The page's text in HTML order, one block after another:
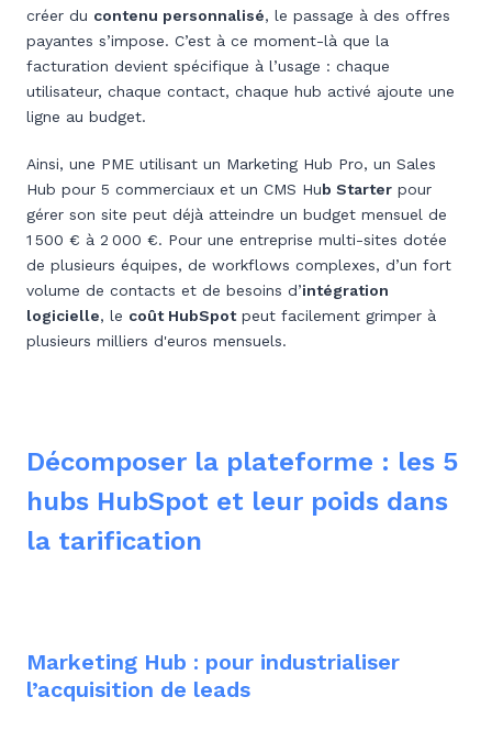
créer du contenu personnalisé, le passage à des offres
payantes s’impose. C’est à ce moment-là que la
facturation devient spécifique à l’usage : chaque
utilisateur, chaque contact, chaque hub activé ajoute une
ligne au budget.
Ainsi, une PME utilisant un Marketing Hub Pro, un Sales
Hub pour 5 commerciaux et un CMS Hub Starter pour
gérer son site peut déjà atteindre un budget mensuel de
1 500 € à 2 000 €. Pour une entreprise multi-sites dotée
de plusieurs équipes, de workflows complexes, d’un fort
volume de contacts et de besoins d’intégration
logicielle, le coût HubSpotpeut facilement grimper à
plusieurs milliers d'euros mensuels.
Décomposer la plateforme : les 5
hubs HubSpot et leur poids dans
la tarification
Marketing Hub : pour industrialiser
l’acquisition de leads